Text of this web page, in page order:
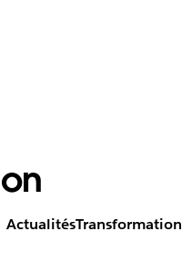
ActualitésTransformation